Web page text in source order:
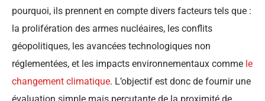
pourquoi, ils prennent en compte divers facteurs tels que :
la prolifération des armes nucléaires, les conflits
géopolitiques, les avancées technologiques non
réglementées, et les impacts environnementaux comme le
changement climatique. L’objectif est donc de fournir une